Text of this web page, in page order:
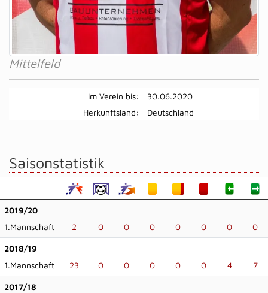
Mittelfeld
im Verein bis:
30.06.2020
Herkunftsland:
Deutschland
Saisonstatistik
2019/20
1.Mannschaft
2 0 0 0 0 0 0 0
2018/19
1.Mannschaft
23 0 0 0 0 0 4 7
2017/18